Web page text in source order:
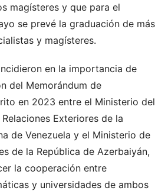
magísteres y que para el
se prevé la graduación de más
y magísteres.
en la importancia de
del Memorándum de
en 2023 entre el Ministerio del
Exteriores de la
de Venezuela y el Ministerio de
de la República de Azerbaiyán,
la cooperación entre
y universidades de ambos